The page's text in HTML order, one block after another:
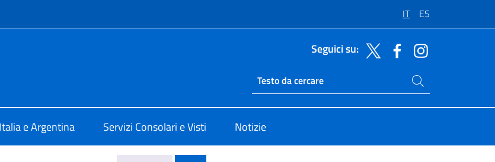
IT ES
Seguici su:
Ricerca sito live
Cerca nel sito
Italia e Argentina Servizi Consolari e Visti Notizie